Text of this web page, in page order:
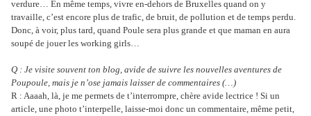
verdure… En même temps, vivre en-dehors de Bruxelles quand on y
travaille, c’est encore plus de trafic, de bruit, de pollution et de temps perdu.
Donc, à voir, plus tard, quand Poule sera plus grande et que maman en aura
soupé de jouer les working girls…
Q : Je visite souvent ton blog, avide de suivre les nouvelles aventures de
Poupoule, mais je n’ose jamais laisser de commentaires (…)
R : Aaaah, là, je me permets de t’interrompre, chère avide lectrice ! Si un
article, une photo t’interpelle, laisse-moi donc un commentaire, même petit,